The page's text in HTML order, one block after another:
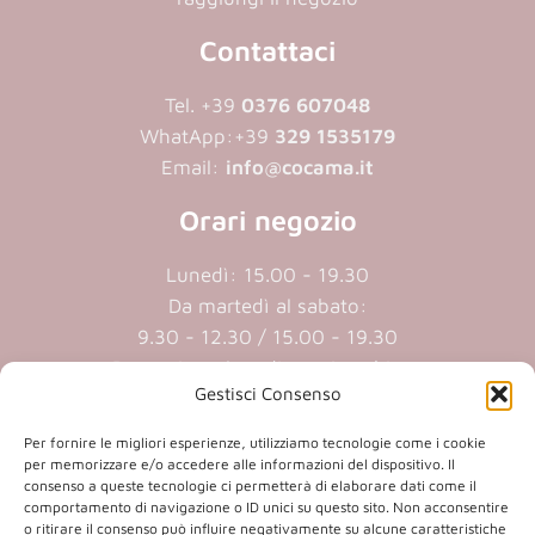
Gestisci Consenso
Per fornire le migliori esperienze, utilizziamo tecnologie come i cookie
per memorizzare e/o accedere alle informazioni del dispositivo. Il
consenso a queste tecnologie ci permetterà di elaborare dati come il
comportamento di navigazione o ID unici su questo sito. Non acconsentire
o ritirare il consenso può influire negativamente su alcune caratteristiche
Contattaci
Tel. +39 0376 607048
WhatApp: +39 329 1535179
Email: info@cocama.it
Orari negozio
Lunedì: 15.00 - 19.30
Da martedì al sabato:
9.30 - 12.30 / 15.00 - 19.30
Domenica e lunedi mattina chiuso
Cookie policy|Privacy policy
P.iva 01409890207 | Reg.Imp. MN